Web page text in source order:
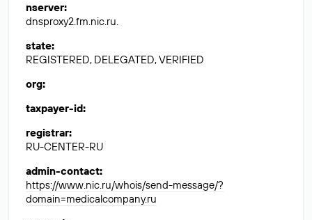
nserver:
dnsproxy2.fm.nic.ru.
state:
REGISTERED, DELEGATED, VERIFIED
org:
taxpayer-id:
registrar:
RU-CENTER-RU
admin-contact:
https://www.nic.ru/whois/send-message/?
domain=medicalcompany.ru